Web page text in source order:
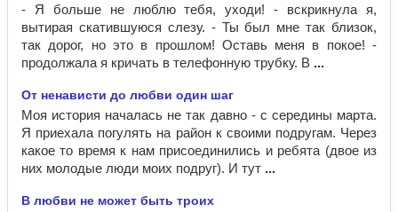
- Я больше не люблю тебя, уходи! - вскрикнула я,
вытирая скатившуюся слезу. - Ты был мне так близок,
так дорог, но это в прошлом! Оставь меня в покое! -
продолжала я кричать в телефонную трубку. В
От ненависти до любви один шаг
Моя история началась не так давно - с середины марта.
Я приехала погулять на район к своими подругам. Через
какое то время к нам присоединились и ребята (двое из
них молодые люди моих подруг). И тут
В любви не может быть троих